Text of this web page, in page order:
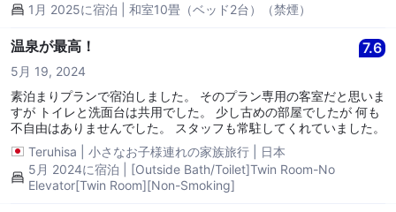
1月 2025に宿泊 | 和室10畳（ベッド2台）（禁煙）
温泉が最高！ 7.6
5月 19, 2024
素泊まりプランで宿泊しました。 そのプラン専用の客室だと思いま
すが トイレと洗面台は共用でした。 少し古めの部屋でしたが 何も
不自由はありませんでした。 スタッフも常駐してくれていました。
Teruhisa
小さなお子様連れの家族旅行
日本
5月 2024に宿泊 | [Outside Bath/Toilet]Twin Room-No
Elevator[Twin Room][Non-Smoking]